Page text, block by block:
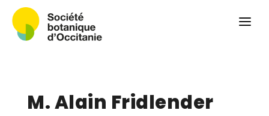
Convergences botaniques
M. Alain Fridlender